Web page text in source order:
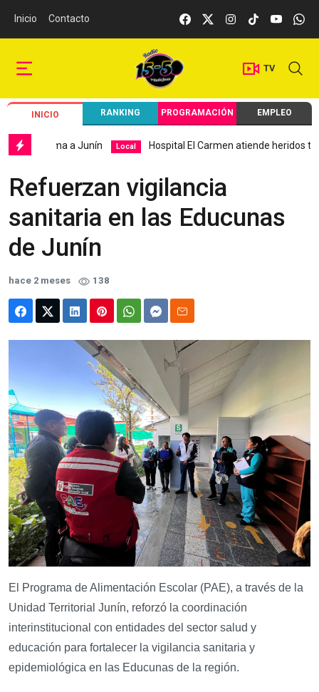
Inicio Contacto
TV
INICIO RANKING PROGRAMACIÓN EMPLEO
alarma a Junín Local Hospital El Carmen atiende heridos tras
Refuerzan vigilancia
sanitaria en las Educunas
de Junín
hace 2 meses 138
El Programa de Alimentación Escolar (PAE), a través de la
Unidad Territorial Junín, reforzó la coordinación
interinstitucional con entidades del sector salud y
educación para fortalecer la vigilancia sanitaria y
epidemiológica en las Educunas de la región.